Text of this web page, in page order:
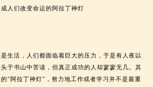
人们改变命运的阿拉丁神灯
生活，人们都面临着巨大的压力，于是有人夜以
于书山中苦读，但真正成功的人却寥寥无几。其
“阿拉丁神灯”，努力地工作或者学习并不是最重